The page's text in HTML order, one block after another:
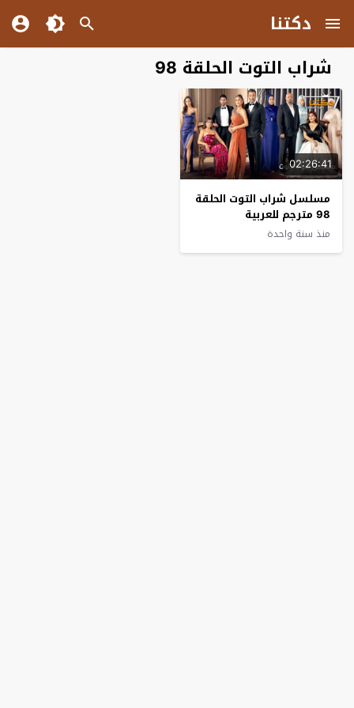
دكتنا
شراب التوت الحلقة 98
02:26:41
مسلسل شراب التوت الحلقة
98 مترجم للعربية
منذ سنة واحدة